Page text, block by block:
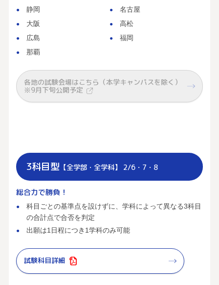
静岡
名古屋
大阪
高松
広島
福岡
那覇
各地の試験会場はこちら（本学キャンパスを除く）
※9月下旬公開予定
3科目型 【全学部・全学科】 2/6・7・8
総合力で勝負！
科目ごとの基準点を設けずに、学科によって異なる3科目
の合計点で合否を判定
出願は1日程につき1学科のみ可能
試験科目詳細